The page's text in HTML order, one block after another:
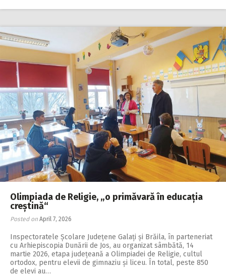
Olimpiada de Religie, „o primăvară în educația
creștină“
Posted on April 7, 2026
Inspectoratele Școlare Ju­dețene Galați și Brăila, în parteneriat
cu Arhiepiscopia Dunării de Jos, au organizat sâmbătă, 14
martie 2026, etapa județeană a Olimpiadei de Religie, cultul
ortodox, pentru elevii de gimnaziu și liceu. În total, peste 850
de elevi au…